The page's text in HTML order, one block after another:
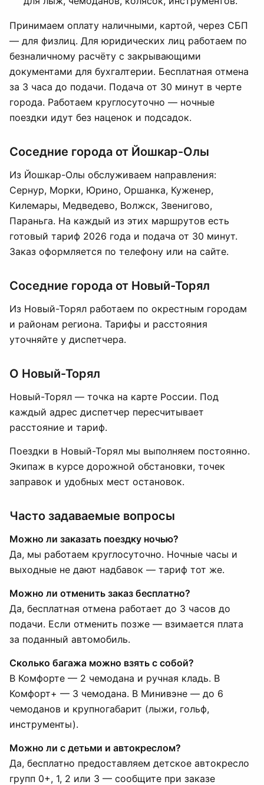
Принимаем оплату наличными, картой, через СБП
— для физлиц. Для юридических лиц работаем по
безналичному расчёту с закрывающими
документами для бухгалтерии. Бесплатная отмена
за 3 часа до подачи. Подача от 30 минут в черте
города. Работаем круглосуточно — ночные
поездки идут без наценок и подсадок.
Соседние города от Йошкар-Олы
Из Йошкар-Олы обслуживаем направления:
Сернур, Морки, Юрино, Оршанка, Куженер,
Килемары, Медведево, Волжск, Звенигово,
Параньга. На каждый из этих маршрутов есть
готовый тариф 2026 года и подача от 30 минут.
Заказ оформляется по телефону или на сайте.
Соседние города от Новый-Торял
Из Новый-Торял работаем по окрестным городам
и районам региона. Тарифы и расстояния
уточняйте у диспетчера.
О Новый-Торял
Новый-Торял — точка на карте России. Под
каждый адрес диспетчер пересчитывает
расстояние и тариф.
Поездки в Новый-Торял мы выполняем постоянно.
Экипаж в курсе дорожной обстановки, точек
заправок и удобных мест остановок.
Часто задаваемые вопросы
Можно ли заказать поездку ночью?
Да, мы работаем круглосуточно. Ночные часы и
выходные не дают надбавок — тариф тот же.
Можно ли отменить заказ бесплатно?
Да, бесплатная отмена работает до 3 часов до
подачи. Если отменить позже — взимается плата
за поданный автомобиль.
Сколько багажа можно взять с собой?
В Комфорте — 2 чемодана и ручная кладь. В
Комфорт+ — 3 чемодана. В Минивэне — до 6
чемоданов и крупногабарит (лыжи, гольф,
инструменты).
Можно ли с детьми и автокреслом?
Да, бесплатно предоставляем детское автокресло
групп 0+, 1, 2 или 3 — сообщите при заказе